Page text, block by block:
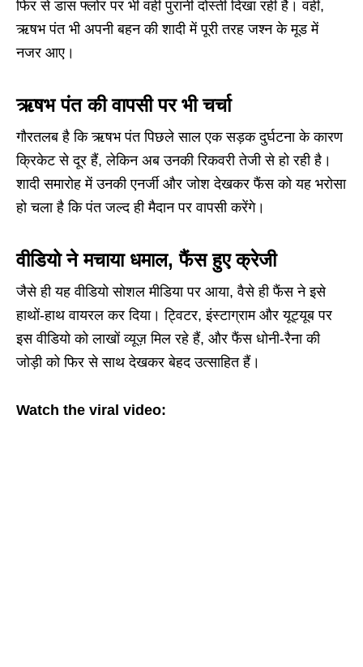
फिर से डांस फ्लोर पर भी वही पुरानी दोस्ती दिखा रही है। वहीं,
ऋषभ पंत भी अपनी बहन की शादी में पूरी तरह जश्न के मूड में
नजर आए।
ऋषभ पंत की वापसी पर भी चर्चा
गौरतलब है कि ऋषभ पंत पिछले साल एक सड़क दुर्घटना के कारण
क्रिकेट से दूर हैं, लेकिन अब उनकी रिकवरी तेजी से हो रही है।
शादी समारोह में उनकी एनर्जी और जोश देखकर फैंस को यह भरोसा
हो चला है कि पंत जल्द ही मैदान पर वापसी करेंगे।
वीडियो ने मचाया धमाल, फैंस हुए क्रेजी
जैसे ही यह वीडियो सोशल मीडिया पर आया, वैसे ही फैंस ने इसे
हाथों-हाथ वायरल कर दिया। ट्विटर, इंस्टाग्राम और यूट्यूब पर
इस वीडियो को लाखों व्यूज़ मिल रहे हैं, और फैंस धोनी-रैना की
जोड़ी को फिर से साथ देखकर बेहद उत्साहित हैं।
Watch the viral video: